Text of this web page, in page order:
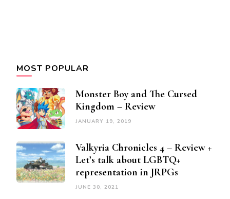
MOST POPULAR
Monster Boy and The Cursed
Kingdom – Review
JANUARY 19, 2019
Valkyria Chronicles 4 – Review +
Let’s talk about LGBTQ+
representation in JRPGs
JUNE 30, 2021